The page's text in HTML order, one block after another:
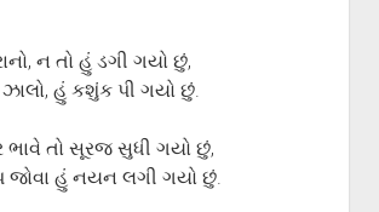
સર્જકોને સલામ
Privacy Policy
ન તો હું ડગી ગયો છું,
ઝાલો, હું કશુંક પી ગયો છું.
ભાવે તો સૂરજ સુધી ગયો છું,
જોવા હું નયન લગી ગયો છું.